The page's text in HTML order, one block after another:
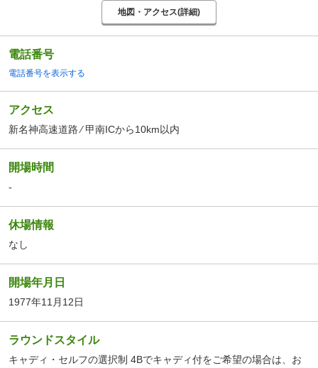
地図・アクセス(詳細)
電話番号
電話番号を表示する
アクセス
新名神高速道路 ⁄ 甲南ICから10km以内
開場時間
-
休場情報
なし
開場年月日
1977年11月12日
ラウンドスタイル
キャディ・セルフの選択制 4Bでキャディ付をご希望の場合は、お